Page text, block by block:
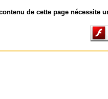
de cette page nécessite